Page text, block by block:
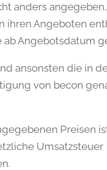
anders
ihren Angeboten
ab Angebotsdatum
ansonsten die in
von becon
Preisen
Umsatzsteuer